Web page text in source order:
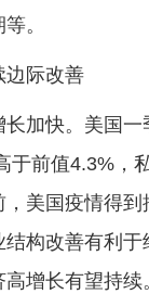
。
边际改善
长加快。美国
于前值4.3%，
，美国疫情得
构改善有利于
增长有望持续